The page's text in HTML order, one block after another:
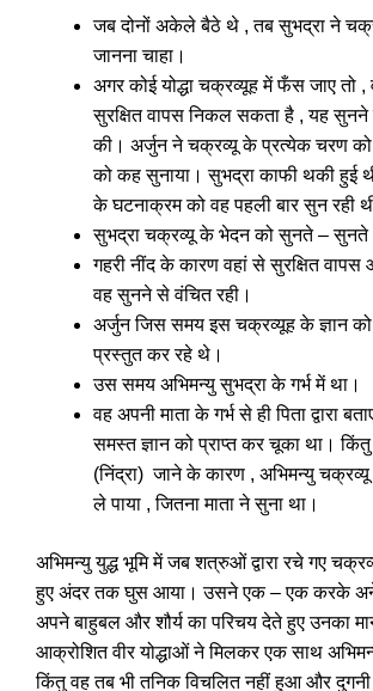
जब दोनों अकेले बैठे थे , तब सुभद्रा ने
जानना चाहा।
अगर कोई योद्धा चक्रव्यूह में फँस जाए तो
सुरक्षित वापस निकल सकता है , यह सुनने
की। अर्जुन ने चक्रव्यू के प्रत्येक चरण को
को कह सुनाया। सुभद्रा काफी थकी हुई
के घटनाक्रम को वह पहली बार सुन रही
सुभद्रा चक्रव्यू के भेदन को सुनते – सुनते
गहरी नींद के कारण वहां से सुरक्षित
वह सुनने से वंचित रही।
अर्जुन जिस समय इस चक्रव्यूह के ज्ञान
प्रस्तुत कर रहे थे।
उस समय अभिमन्यु सुभद्रा के गर्भ में था।
वह अपनी माता के गर्भ से ही पिता द्वारा
समस्त ज्ञान को प्राप्त कर चूका था। किंतु
(निंद्रा) जाने के कारण , अभिमन्यु चक्रव्यू
ले पाया , जितना माता ने सुना था।
अभिमन्यु युद्ध भूमि में जब शत्रुओं द्वारा रचे गए
हुए अंदर तक घुस आया। उसने एक – एक करके
अपने बाहुबल और शौर्य का परिचय देते हुए उनका
आक्रोशित वीर योद्धाओं ने मिलकर एक साथ
किंतु वह तब भी तनिक विचलित नहीं हुआ और